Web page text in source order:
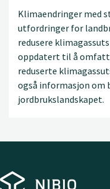
Klimaendringer med
utfordringer for
redusere
oppdatert til å
reduserte
også informasjon om
jordbrukslandskapet.